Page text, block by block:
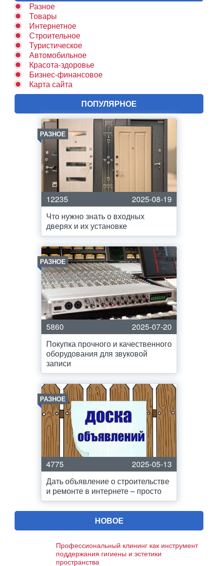
Разное
Товары
Интернетное
Строительное
Туристическое
Автомобильное
Красота-здоровье
Бизнес-финансовое
Карта сайта
ПОПУЛЯРНОЕ
РАЗНОЕ
12235
2025-08-19
Что нужно знать о входных
дверях и их установке
РАЗНОЕ
5860
2025-07-20
Покупка прочного и качественного
оборудования для звуковой
записи
РАЗНОЕ
4775
2025-05-13
Дать объявление о строительстве
и ремонте в интернете – просто
НОВОЕ
Профессиональный клининг как инструмент
поддержания гигиены и эстетики
пространства